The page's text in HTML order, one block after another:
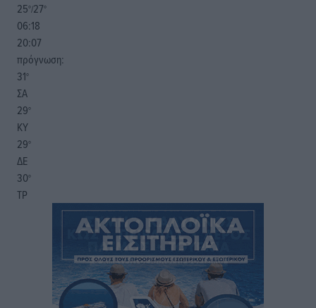
25°/27°
06:18
20:07
πρόγνωση:
31°
ΣΑ
29°
ΚΥ
29°
ΔΕ
30°
ΤΡ